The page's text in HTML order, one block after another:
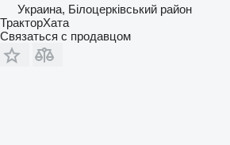
Украина, Білоцерківський район
ТракторХата
Связаться с продавцом